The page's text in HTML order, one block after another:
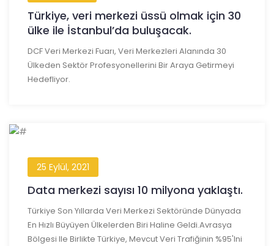
Türkiye, veri merkezi üssü olmak için 30
ülke ile İstanbul’da buluşacak.
DCF Veri Merkezi Fuarı, Veri Merkezleri Alanında 30
Ülkeden Sektör Profesyonellerini Bir Araya Getirmeyi
Hedefliyor.
25 Eylül, 2021
Data merkezi sayısı 10 milyona yaklaştı.
Türkiye Son Yıllarda Veri Merkezi Sektöründe Dünyada
En Hızlı Büyüyen Ülkelerden Biri Haline Geldi.Avrasya
Bölgesi Ile Birlikte Türkiye, Mevcut Veri Trafiğinin %95'ini